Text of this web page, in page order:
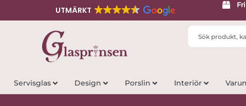
UTMÄRKT
Search
Servisglas Design Porslin Interiör